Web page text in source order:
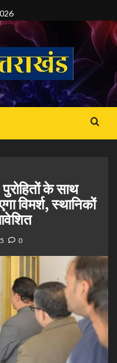
के साथ
विमर्श, स्थानिकों
0